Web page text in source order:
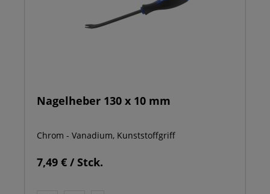
Nagelheber 130 x 10 mm
Chrom - Vanadium, Kunststoffgriff
7,49 € / Stck.